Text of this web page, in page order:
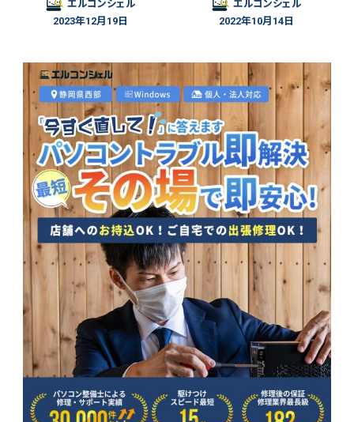
エルコンシェル
2023年12月19日
エルコンシェル
2022年10月14日